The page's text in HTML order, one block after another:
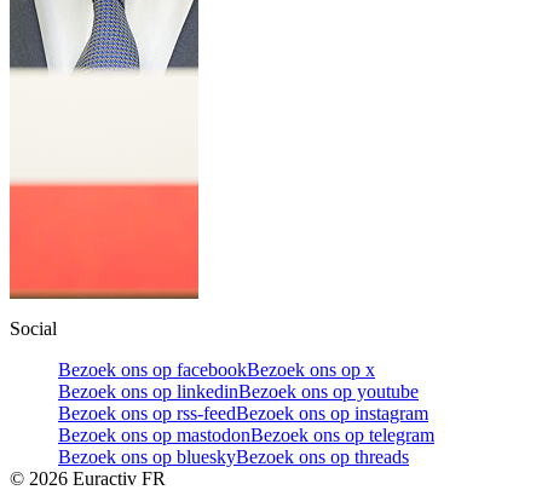
Social
Bezoek ons op facebookBezoek ons op x
Bezoek ons op linkedinBezoek ons op youtube
Bezoek ons op rss-feedBezoek ons op instagram
Bezoek ons op mastodonBezoek ons op telegram
Bezoek ons op blueskyBezoek ons op threads
© 2026 Euractiv FR